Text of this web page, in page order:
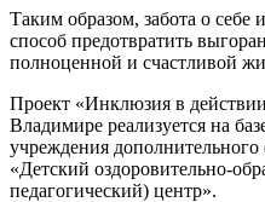
Таким образом, забота о себе
способ предотвратить
полноценной и счастливой
Проект «Инклюзия в
Владимире реализуется на
учреждения дополнительного
«Детский оздоровительно-
педагогический) центр».